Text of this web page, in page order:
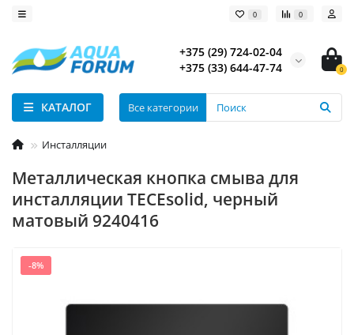
0 0
+375 (29) 724-02-04
+375 (33) 644-47-74
0
КАТАЛОГ Все категории
Инсталляции
Металлическая кнопка смыва для
инсталляции TECEsolid, черный
матовый 9240416
-8%